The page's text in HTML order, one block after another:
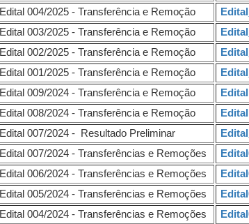
Edital 004/2025 - Transferência e Remoção
Edital 003/2025 - Transferência e Remoção
Edital 002/2025 - Transferência e Remoção
Edital 001/2025 - Transferência e Remoção
Edital 009/2024 - Transferência e Remoção
Edital 008/2024 - Transferência e Remoção
Edital 007/2024 - Resultado Preliminar
Edital 007/2024 - Transferências e Remoções
Edital 006/2024 - Transferências e Remoções
Edital 005/2024 - Transferências e Remoções
Edital 004/2024 - Transferências e Remoções